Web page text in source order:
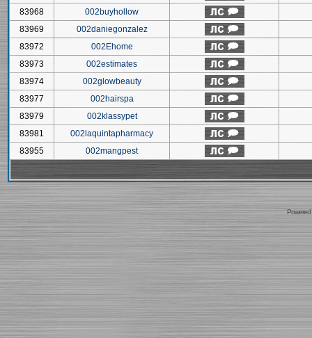
83968
002buyhollow
83969
002daniegonzalez
83972
002Ehome
83973
002estimates
83974
002glowbeauty
83977
002hairspa
83979
002klassypet
83981
002laquintapharmacy
83955
002mangpest